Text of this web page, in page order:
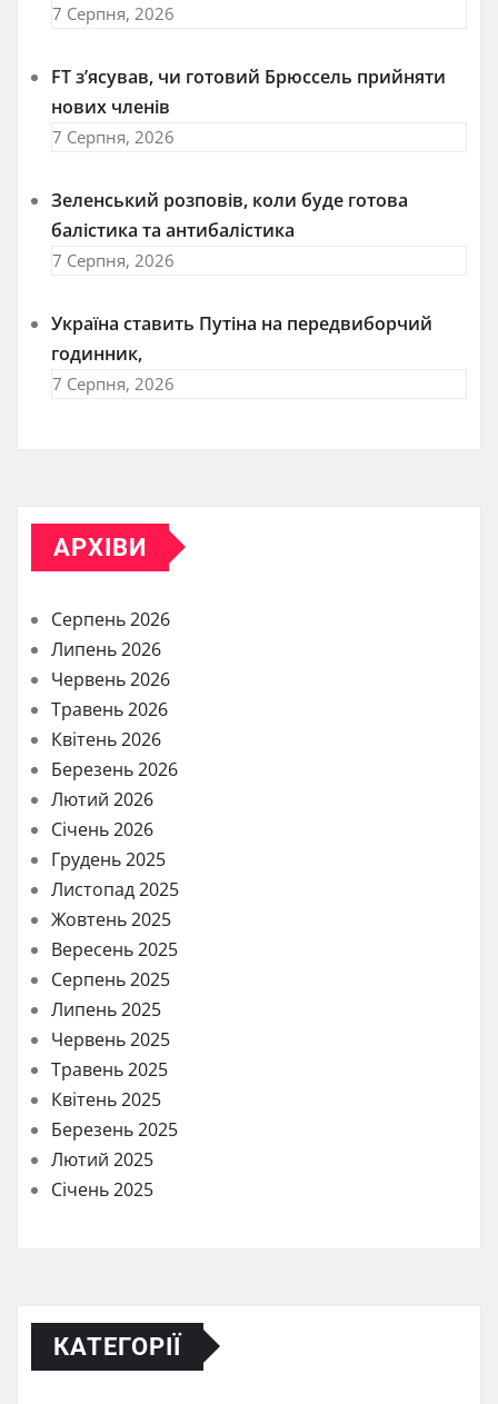
7 Серпня, 2026
FT зʼясував, чи готовий Брюссель прийняти
нових членів
7 Серпня, 2026
Зеленський розповів, коли буде готова
балістика та антибалістика
7 Серпня, 2026
Україна ставить Путіна на передвиборчий
годинник,
7 Серпня, 2026
АРХІВИ
Серпень 2026
Липень 2026
Червень 2026
Травень 2026
Квітень 2026
Березень 2026
Лютий 2026
Січень 2026
Грудень 2025
Листопад 2025
Жовтень 2025
Вересень 2025
Серпень 2025
Липень 2025
Червень 2025
Травень 2025
Квітень 2025
Березень 2025
Лютий 2025
Січень 2025
КАТЕГОРІЇ